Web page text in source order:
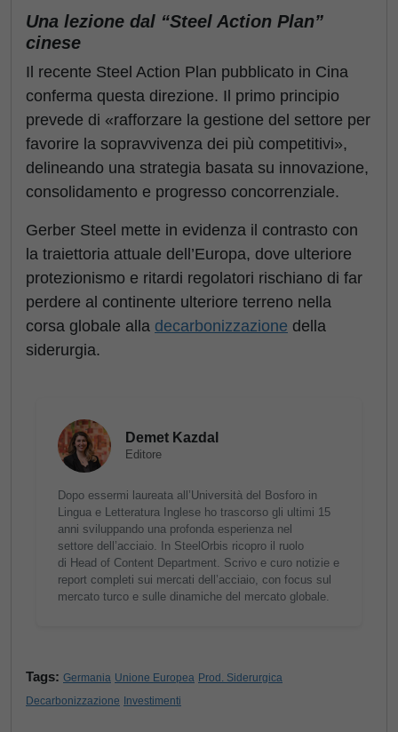
Una lezione dal “Steel Action Plan”
cinese
Il recente Steel Action Plan pubblicato in Cina
conferma questa direzione. Il primo principio
prevede di «rafforzare la gestione del settore per
favorire la sopravvivenza dei più competitivi»,
delineando una strategia basata su innovazione,
consolidamento e progresso concorrenziale.
Gerber Steel mette in evidenza il contrasto con
la traiettoria attuale dell’Europa, dove ulteriore
protezionismo e ritardi regolatori rischiano di far
perdere al continente ulteriore terreno nella
corsa globale alla decarbonizzazione della
siderurgia.
Demet Kazdal
Editore
Dopo essermi laureata all’Università del Bosforo in
Lingua e Letteratura Inglese ho trascorso gli ultimi 15
anni sviluppando una profonda esperienza nel
settore dell’acciaio. In SteelOrbis ricopro il ruolo
di Head of Content Department. Scrivo e curo notizie e
report completi sui mercati dell’acciaio, con focus sul
mercato turco e sulle dinamiche del mercato globale.
Tags: Germania Unione Europea Prod. Siderurgica
Decarbonizzazione
Investimenti